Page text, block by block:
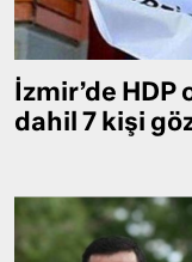
İzmir’de HDP
dahil 7 kişi